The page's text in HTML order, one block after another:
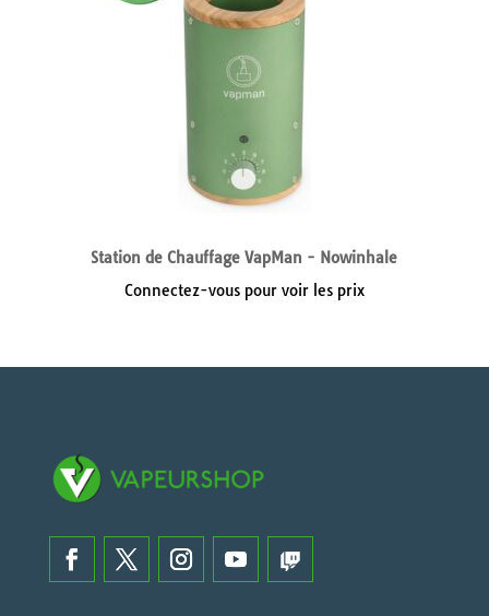
Station de Chauffage VapMan - Nowinhale
Connectez-vous pour voir les prix